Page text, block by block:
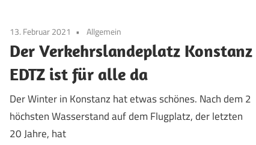
13. Februar 2021 Allgemein
Der Verkehrslandeplatz Konstanz
EDTZ ist für alle da
Der Winter in Konstanz hat etwas schönes. Nach dem 2
höchsten Wasserstand auf dem Flugplatz, der letzten
20 Jahre, hat